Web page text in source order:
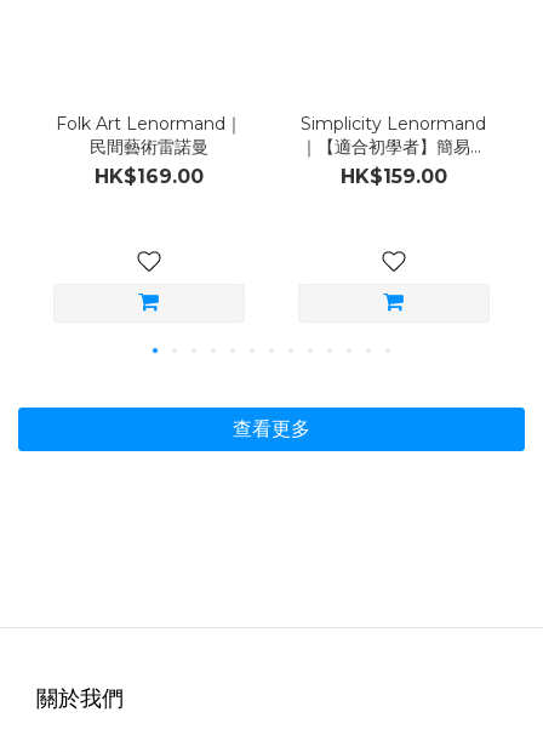
Folk Art Lenormand｜
民間藝術雷諾曼
HK$169.00
Simplicity Lenormand
｜【適合初學者】簡易雷
諾曼
HK$159.00
查看更多
關於我們